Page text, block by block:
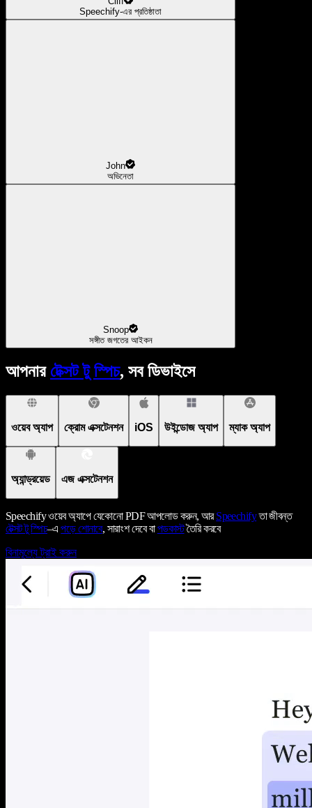
Speechify-এর প্রতিষ্ঠাতা
John
অভিনেতা
Snoop
সঙ্গীত জগতের আইকন
আপনার টেক্সট টু স্পিচ, সব ডিভাইসে
ওয়েব অ্যাপ ক্রোম এক্সটেনশন iOS উইন্ডোজ অ্যাপ ম্যাক অ্যাপ
অ্যান্ড্রয়েড এজ এক্সটেনশন
Speechify ওয়েব অ্যাপে যেকোনো PDF আপলোড করুন, আরSpeechifyতা জীবন্ত
টেক্সট টু স্পিচ–এপড়ে শোনাবে, সারাংশ দেবে বাপডকাস্টতৈরি করবে
বিনামূল্যে ট্রাই করুন